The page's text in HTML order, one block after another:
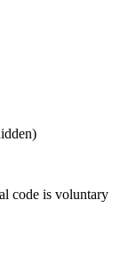
code is voluntary